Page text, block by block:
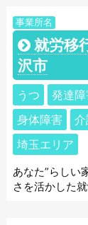
事業所名
就労移
沢市
うつ 発達
身体障害
埼玉エリア
あなた”らしい
さを活かした